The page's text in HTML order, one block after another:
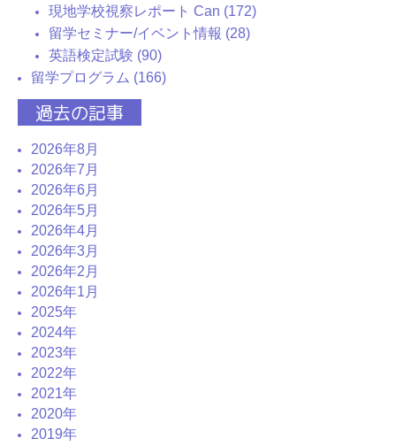
現地学校視察レポート Can (172)
留学セミナー/イベント情報 (28)
英語検定試験 (90)
留学プログラム (166)
過去の記事
2026年8月
2026年7月
2026年6月
2026年5月
2026年4月
2026年3月
2026年2月
2026年1月
2025年
2024年
2023年
2022年
2021年
2020年
2019年